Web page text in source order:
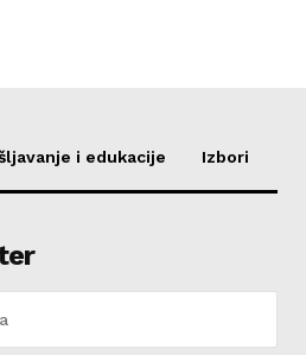
i edukacije Izbori